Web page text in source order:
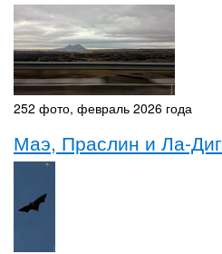
252 фото, февраль 2026 года
Маэ, Праслин и Ла-Диг